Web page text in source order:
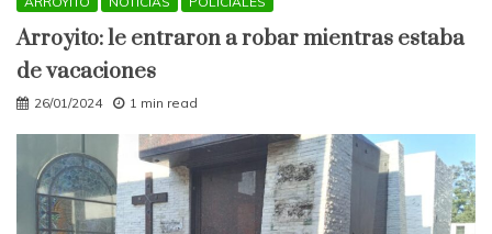
Arroyito: le entraron a robar mientras estaba
de vacaciones
26/01/2024 1 min read